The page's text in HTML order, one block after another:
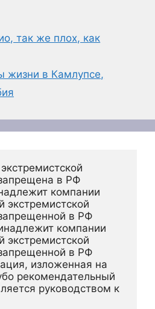
так же плох, как
жизни в Камлупсе,
в РФ
компании
экстремистской
в РФ
компании
экстремистской
в РФ
изложенная на
рекомендательный
руководством к